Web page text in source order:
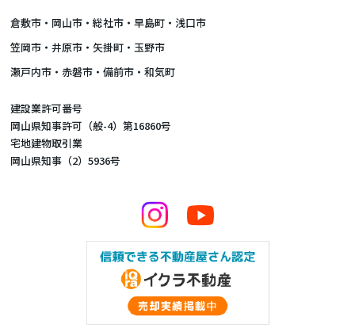
倉敷市 ・ 岡山市 ・総社市・早島町・浅口市
笠岡市・井原市・矢掛町・玉野市
瀬戸内市・赤磐市・備前市・和気町
建設業許可番号
岡山県知事許可（般-4）第16860号
宅地建物取引業
岡山県知事（2）5936号